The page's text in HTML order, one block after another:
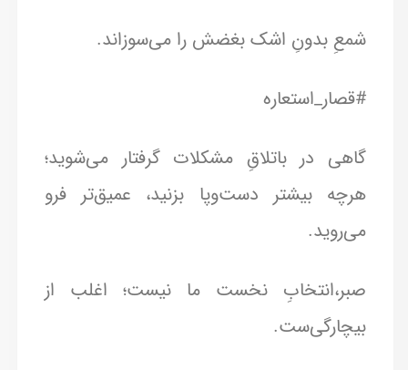
شمعِ بدونِ اشک بغضش را می‌سوزاند.
#قصار_استعاره
گاهی در باتلاقِ مشکلات گرفتار می‌شوید؛
هرچه بیشتر دست‌وپا بزنید، عمیق‌تر فرو
می‌روید.
صبر،انتخابِ نخست ما نیست؛ اغلب از
بیچارگی‌ست.